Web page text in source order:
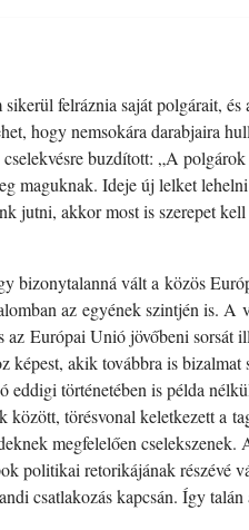
felráznia saját polgárait,
hogy nemsokára darabjaira
buzdított: „A
maguknak. Ideje új lelket
jutni, akkor most is szerepet
bizonytalanná vált a közös
az egyének szintjén is. A
Európai Unió jövőbeni sorsát
akik továbbra is bizalmat
eddigi történetében is példa
között, törésvonal keletkezett a
megfelelően
politikai retorikájának részévé
csatlakozás kapcsán. Így